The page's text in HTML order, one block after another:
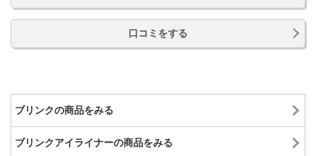
口コミをする
ブリンクの商品をみる
ブリンクアイライナーの商品をみる